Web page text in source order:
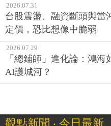
2026.07.31
台股震盪、融資斷頭與當
定價，恐比想像中脆弱
2026.07.29
「總鋪師」進化論：鴻
AI護城河？
觀點新聞 ‧ 今日最新